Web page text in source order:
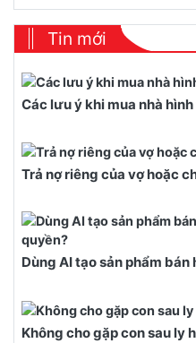
Tin mới
Các lưu ý khi mua nhà
Trả nợ riêng của vợ hoặc
Dùng AI tạo sản phẩm bán
Không cho gặp con sau ly